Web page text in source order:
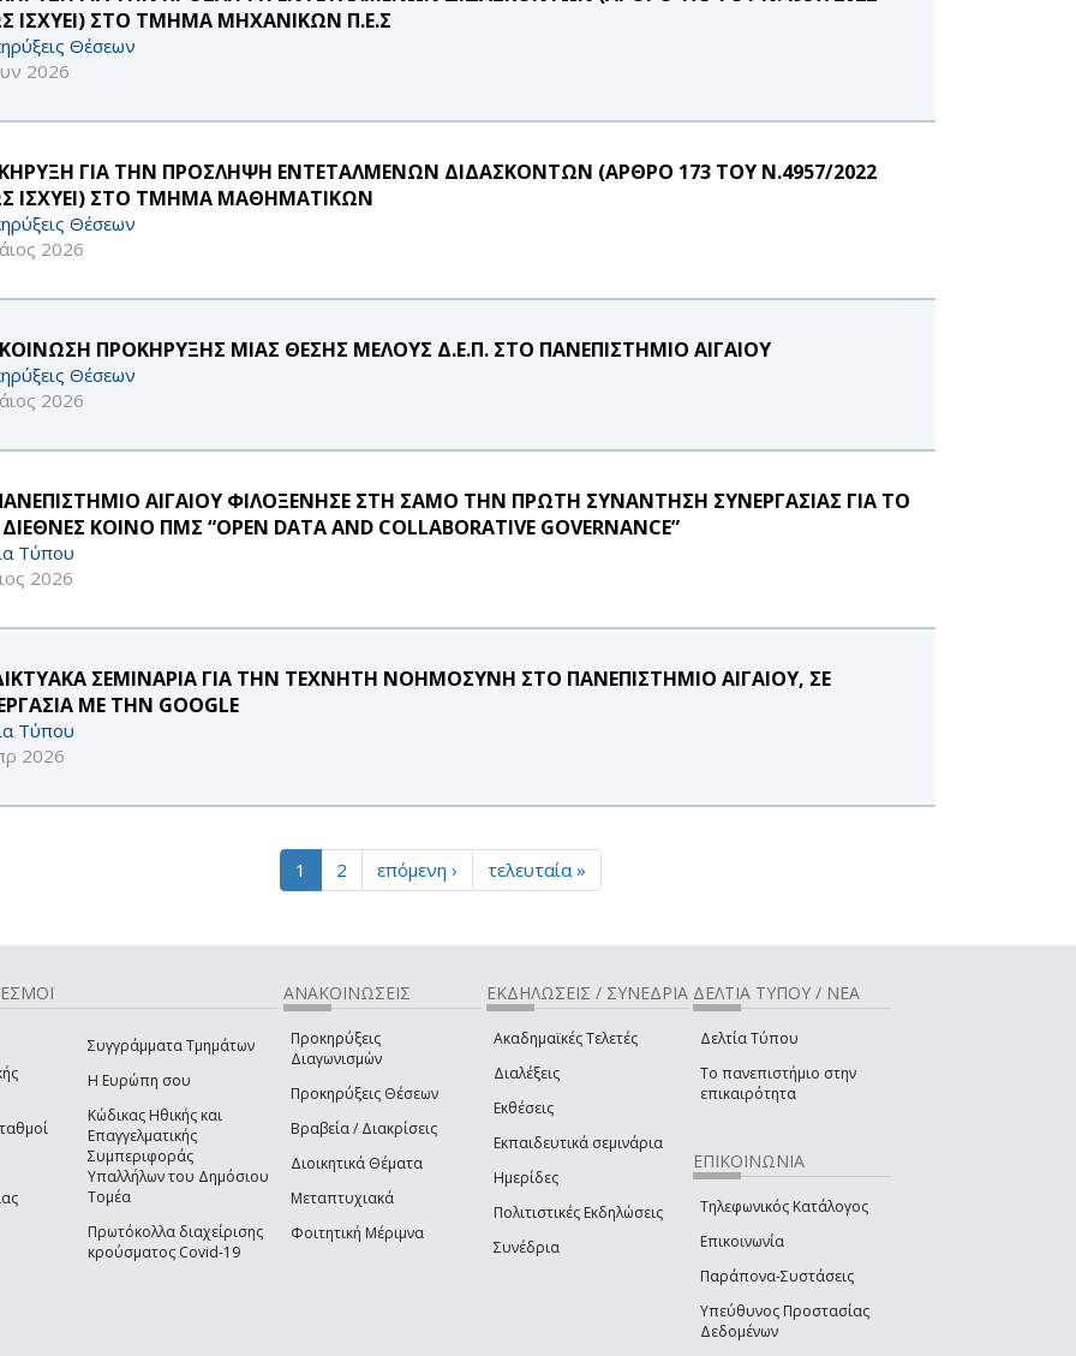
ΙΣΧΥΕΙ) ΣΤΟ ΤΜΗΜΑ ΜΗΧΑΝΙΚΩΝ Π.Ε.Σ
Θέσεων
2026
ΓΙΑ ΤΗΝ ΠΡΟΣΛΗΨΗ ΕΝΤΕΤΑΛΜΕΝΩΝ ΔΙΔΑΣΚΟΝΤΩΝ (ΑΡΘΡΟ 173 ΤΟΥ Ν.4957/2022
ΙΣΧΥΕΙ) ΣΤΟ ΤΜΗΜΑ ΜΑΘΗΜΑΤΙΚΩΝ
Θέσεων
2026
ΠΡΟΚΗΡΥΞΗΣ ΜΙΑΣ ΘΕΣΗΣ ΜΕΛΟΥΣ Δ.Ε.Π. ΣΤΟ ΠΑΝΕΠΙΣΤΗΜΙΟ ΑΙΓΑΙΟΥ
Θέσεων
2026
ΑΙΓΑΙΟΥ ΦΙΛΟΞΕΝΗΣΕ ΣΤΗ ΣΑΜΟ ΤΗΝ ΠΡΩΤΗ ΣΥΝΑΝΤΗΣΗ ΣΥΝΕΡΓΑΣΙΑΣ ΓΙΑ ΤΟ
ΚΟΙΝΟ ΠΜΣ “OPEN DATA AND COLLABORATIVE GOVERNANCE”
Τύπου
2026
ΣΕΜΙΝΑΡΙΑ ΓΙΑ ΤΗΝ ΤΕΧΝΗΤΗ ΝΟΗΜΟΣΥΝΗ ΣΤΟ ΠΑΝΕΠΙΣΤΗΜΙΟ ΑΙΓΑΙΟΥ, ΣΕ
ΜΕ ΤΗΝ GOOGLE
Τύπου
2026
1 2 επόμενη › τελευταία »
Συγγράμματα Τμημάτων
Η Ευρώπη σου
Κώδικας Ηθικής και
Επαγγελματικής
Συμπεριφοράς
Υπαλλήλων του Δημόσιου
Τομέα
Πρωτόκολλα διαχείρισης
κρούσματος Covid-19
ΑΝΑΚΟΙΝΩΣΕΙΣ
Προκηρύξεις
Διαγωνισμών
Προκηρύξεις Θέσεων
Βραβεία / Διακρίσεις
Διοικητικά Θέματα
Μεταπτυχιακά
Φοιτητική Μέριμνα
ΕΚΔΗΛΩΣΕΙΣ / ΣΥΝΕΔΡΙΑ
Ακαδημαϊκές Τελετές
Διαλέξεις
Εκθέσεις
Εκπαιδευτικά σεμινάρια
Ημερίδες
Πολιτιστικές Εκδηλώσεις
Συνέδρια
ΔΕΛΤΙΑ ΤΥΠΟΥ / ΝΕΑ
Δελτία Τύπου
Το πανεπιστήμιο στην
επικαιρότητα
ΕΠΙΚΟΙΝΩΝΙΑ
Τηλεφωνικός Κατάλογος
Επικοινωνία
Παράπονα-Συστάσεις
Υπεύθυνος Προστασίας
Δεδομένων